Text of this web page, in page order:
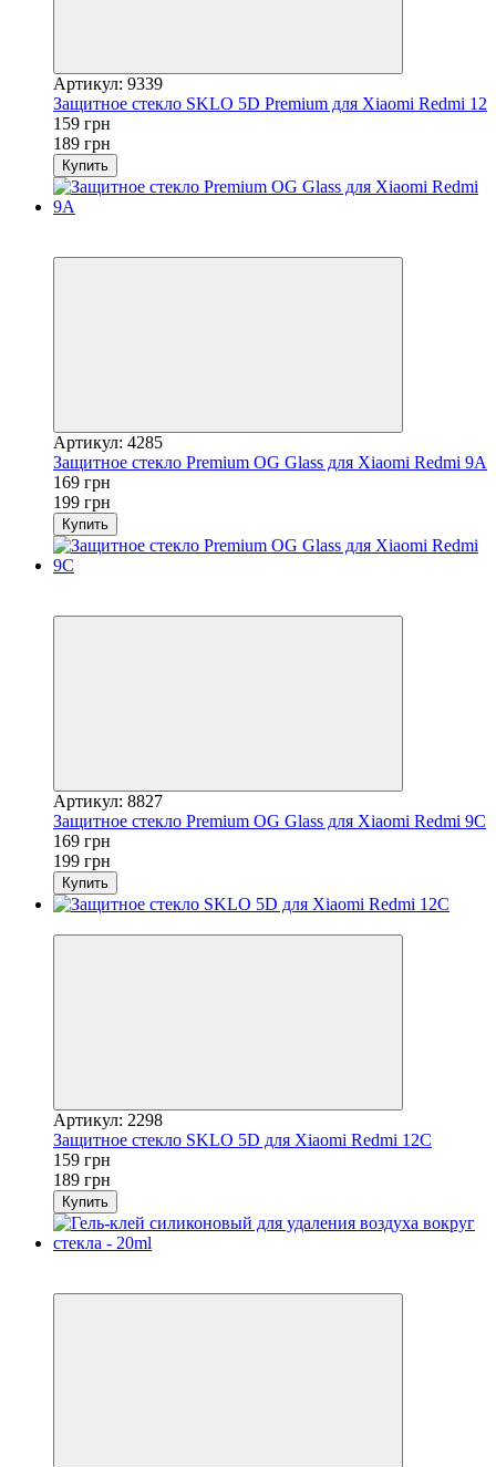
Артикул: 9339
Защитное стекло SKLO 5D Premium для Xiaomi Redmi 12
159 грн
189 грн
Купить
Артикул: 4285
Защитное стекло Premium OG Glass для Xiaomi Redmi 9A
169 грн
199 грн
Купить
Артикул: 8827
Защитное стекло Premium OG Glass для Xiaomi Redmi 9C
169 грн
199 грн
Купить
Артикул: 2298
Защитное стекло SKLO 5D для Xiaomi Redmi 12C
159 грн
189 грн
Купить